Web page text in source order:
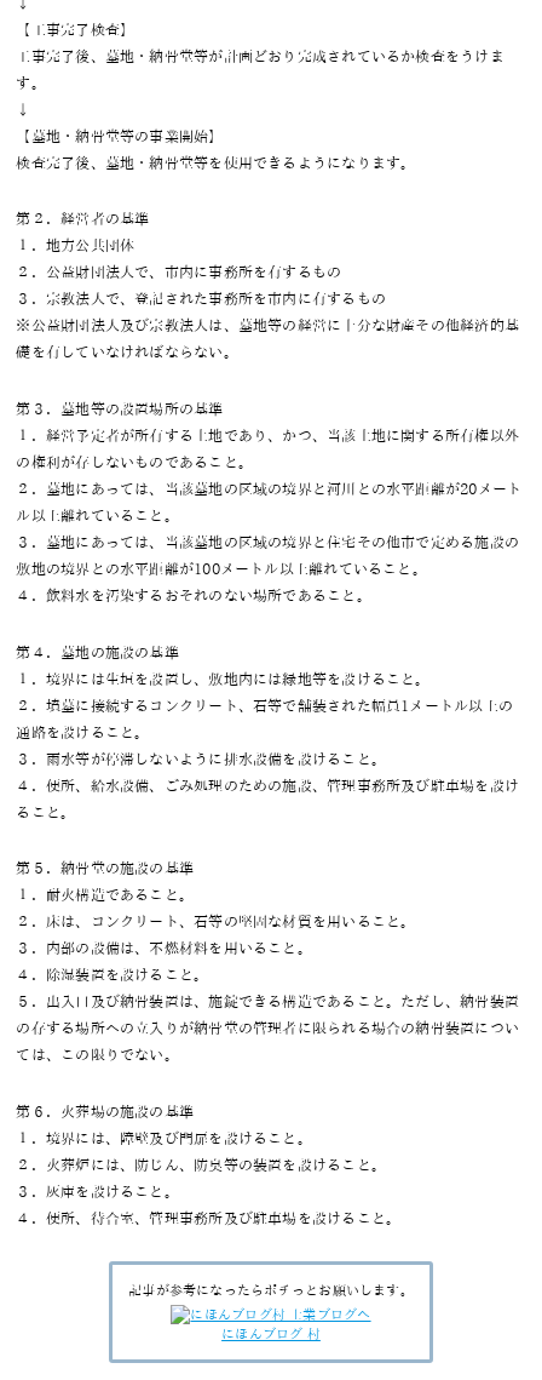
【工事完了検査】
工事完了後、墓地・納骨堂等が計画どおり完成されているか検査をうけま
す。
↓
【墓地・納骨堂等の事業開始】
検査完了後、墓地・納骨堂等を使用できるようになります。
第２．経営者の基準
１．地方公共団体
２．公益財団法人で、市内に事務所を有するもの
３．宗教法人で、登記された事務所を市内に有するもの
※公益財団法人及び宗教法人は、墓地等の経営に十分な財産その他経済的基
礎を有していなければならない。
第３．墓地等の設置場所の基準
１．経営予定者が所有する土地であり、かつ、当該土地に関する所有権以外
の権利が存しないものであること。
２．墓地にあっては、当該墓地の区域の境界と河川との水平距離が20メート
ル以上離れていること。
３．墓地にあっては、当該墓地の区域の境界と住宅その他市で定める施設の
敷地の境界との水平距離が100メートル以上離れていること。
４．飲料水を汚染するおそれのない場所であること。
第４．墓地の施設の基準
１．境界には生垣を設置し、敷地内には緑地等を設けること。
２．墳墓に接続するコンクリート、石等で舗装された幅員1メートル以上の
通路を設けること。
３．雨水等が停滞しないように排水設備を設けること。
４．便所、給水設備、ごみ処理のための施設、管理事務所及び駐車場を設け
ること。
第５．納骨堂の施設の基準
１．耐火構造であること。
２．床は、コンクリート、石等の堅固な材質を用いること。
３．内部の設備は、不燃材料を用いること。
４．除湿装置を設けること。
５．出入口及び納骨装置は、施錠できる構造であること。ただし、納骨装置
の存する場所への立入りが納骨堂の管理者に限られる場合の納骨装置につい
ては、この限りでない。
第６．火葬場の施設の基準
１．境界には、障壁及び門扉を設けること。
２．火葬炉には、防じん、防臭等の装置を設けること。
３．灰庫を設けること。
４．便所、待合室、管理事務所及び駐車場を設けること。
記事が参考になったらポチっとお願いします。
にほんブログ 村